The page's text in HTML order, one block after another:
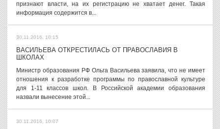
признают власти, на их регистрацию не хватает денег. Такая
информация содержится в...
30.11.2016, 10:15
ВАСИЛЬЕВА ОТКРЕСТИЛАСЬ ОТ ПРАВОСЛАВИЯ В
ШКОЛАХ
Министр образования РФ Ольга Васильева заявила, что не имеет
отношения к разработке программы по православной культуре
для 1-11 классов школ. В Российской академии образования
назвали вынесение этой...
30.11.2016, 10:07